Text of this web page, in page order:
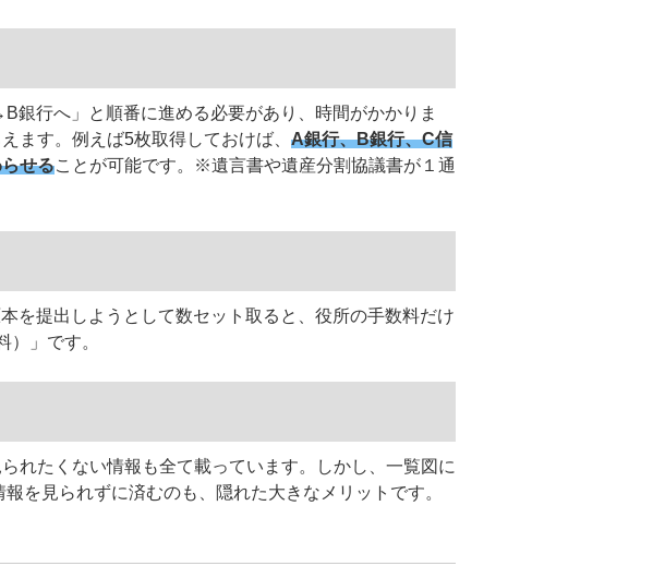
行へ」と順番に進める必要があり、時間がかかりま
ます。例えば5枚取得しておけば、 A銀行、B銀行、C信
せることが可能です。※遺言書や遺産分割協議書が１通
を提出しようとして数セット取ると、役所の手数料だけ
」です。
れたくない情報も全て載っています。しかし、一覧図に
を見られずに済むのも、隠れた大きなメリットです。